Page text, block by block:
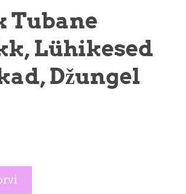
Tubane
Lühikesed
Džungel